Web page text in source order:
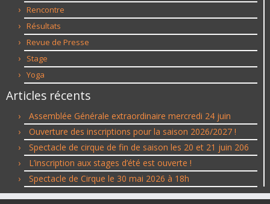
Rencontre
Résultats
Revue de Presse
Stage
Yoga
Articles récents
Assemblée Générale extraordinaire mercredi 24 juin
Ouverture des inscriptions pour la saison 2026/2027 !
Spectacle de cirque de fin de saison les 20 et 21 juin 206
L’inscription aux stages d’été est ouverte !
Spectacle de Cirque le 30 mai 2026 à 18h